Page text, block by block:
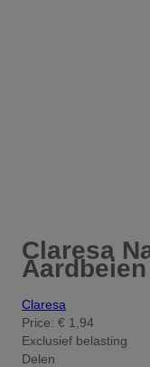
Claresa
Claresa
Price: € 1,94
Exclusief belasting
Delen